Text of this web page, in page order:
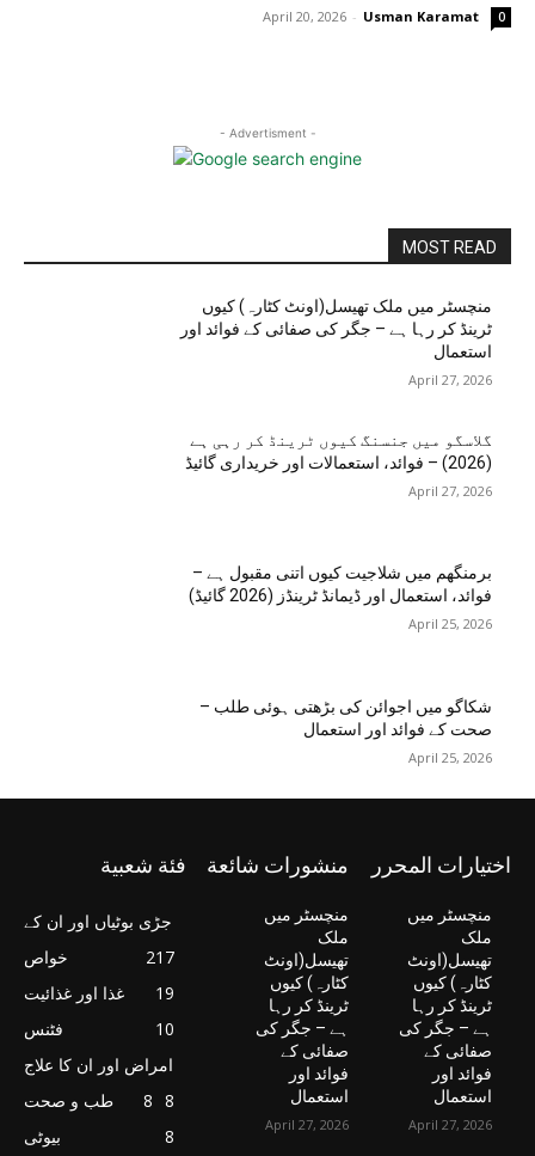
Usman Karamat
-
April 20, 2026 0
- Advertisment -
MOST READ
منچسٹر میں ملک تھیسل(اونٹ کٹارہ) کیوں
ٹرینڈ کر رہا ہے – جگر کی صفائی کے فوائد اور
استعمال
April 27, 2026
گلاسگو میں جنسنگ کیوں ٹرینڈ کر رہی ہے
(2026) – فوائد، استعمالات اور خریداری گائیڈ
April 27, 2026
برمنگھم میں شلاجیت کیوں اتنی مقبول ہے –
فوائد، استعمال اور ڈیمانڈ ٹرینڈز (2026 گائیڈ)
April 25, 2026
شکاگو میں اجوائن کی بڑھتی ہوئی طلب –
صحت کے فوائد اور استعمال
April 25, 2026
اختيارات المحرر
منچسٹر میں
ملک
تھیسل(اونٹ
کٹارہ) کیوں
ٹرینڈ کر رہا
ہے – جگر کی
صفائی کے
فوائد اور
استعمال
April 27, 2026
منشورات شائعة
منچسٹر میں
ملک
تھیسل(اونٹ
کٹارہ) کیوں
ٹرینڈ کر رہا
ہے – جگر کی
صفائی کے
فوائد اور
استعمال
April 27, 2026
فئة شعبية
جڑی بوٹیاں اور ان کے
خواص
217
غذا اور غذائیت
19
فٹنس
10
امراض اور ان کا علاج
8
طب و صحت
8
بیوٹی
8